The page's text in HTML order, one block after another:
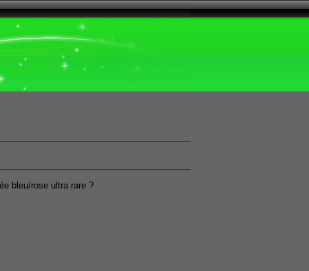
bleu/rose ultra rare ?